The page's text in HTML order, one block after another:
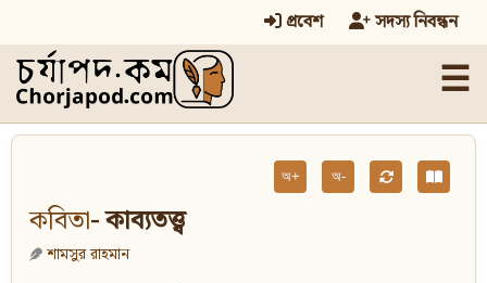
প্রবেশ সদস্য নিবন্ধন
☰
অ+ অ-
কবিতা- কাব্যতত্ত্ব
শামসুর রাহমান